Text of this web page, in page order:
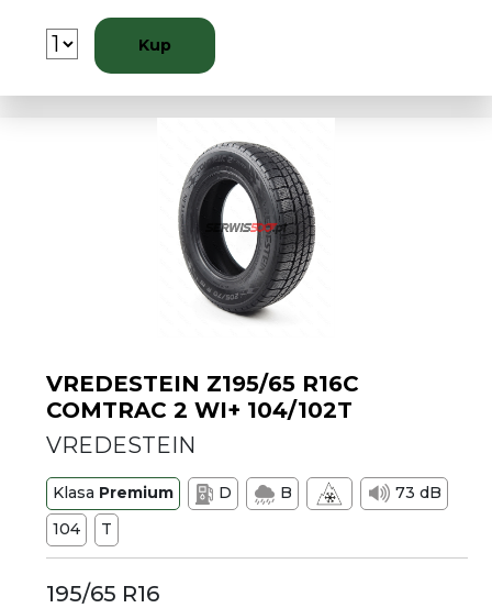
Kup
VREDESTEIN Z195/65 R16C
COMTRAC 2 WI+ 104/102T
VREDESTEIN
Klasa Premium D B
73 dB
104
T
195/65 R16